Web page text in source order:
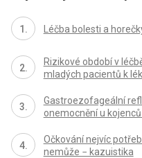
Léčba bolesti a
Rizikové období v
mladých pacientů k
Gastroezofageální
onemocnění u
Očkování nejvíc
nemůže − kazuistika